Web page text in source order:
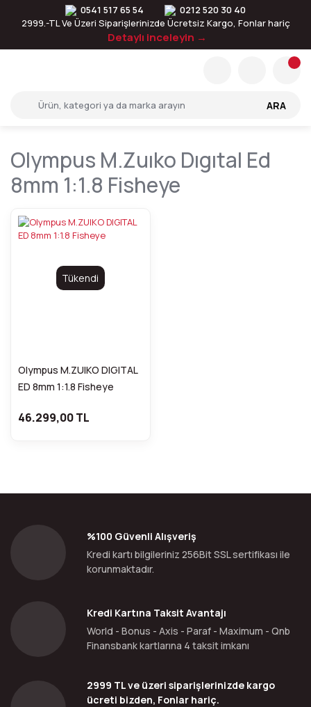
0541 517 65 54
0212 520 30 40
2999.-TL Ve Üzeri Siparişlerinizde Ücretsiz Kargo, Fonlar hariç
Detaylı inceleyin →
ARA
Olympus M.zuıko Dıgıtal Ed
8mm 1:1.8 Fisheye
Tükendi
Olympus M.ZUIKO DIGITAL
ED 8mm 1:1.8 Fisheye
46.299,00 TL
%100 Güvenli Alışveriş
Kredi kartı bilgileriniz 256Bit SSL sertifikası ile
korunmaktadır.
Kredi Kartına Taksit Avantajı
World - Bonus - Axis - Paraf - Maximum - Qnb
Finansbank kartlarına 4 taksit imkanı
2999 TL ve üzeri siparişlerinizde kargo
ücreti bizden, Fonlar hariç.